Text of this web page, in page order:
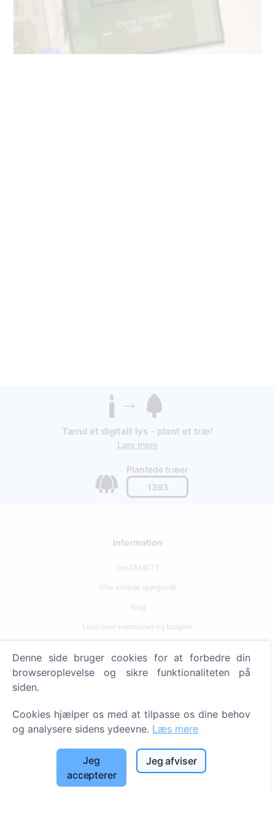
1
3
Elena Šilingienė
1909 - 1993
Tænd et digitalt lys - plant et træ!
Læs mere
Plantede træer
1393
Information
Om CEMETY
Ofte stillede spørgsmål
Blog
Liste over kommuner og brugere
Søg
Søg efter afdøde
Søg efter kirkegårde
Tjenester
Denne side bruger cookies for at forbedre din
browseroplevelse og sikre funktionaliteten på
siden.
Cookies hjælper os med at tilpasse os dine behov
og analysere sidens ydeevne. Læs mere
Jeg
accepterer
Jeg afviser